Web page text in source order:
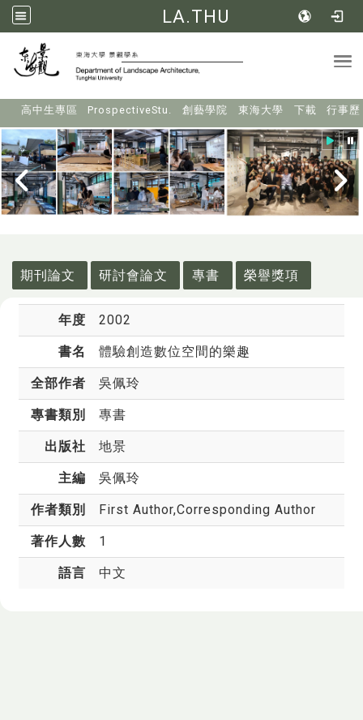
LA.THU
高中生專區 ProspectiveStu. 創藝學院 東海大學 下載 行事歷
期刊論文
研討會論文 專書 榮譽獎項
年度 2002
書名 體驗創造數位空間的樂趣
全部作者 吳佩玲
專書類別 專書
出版社 地景
主編 吳佩玲
作者類別 First Author,Corresponding Author
著作人數 1
語言 中文